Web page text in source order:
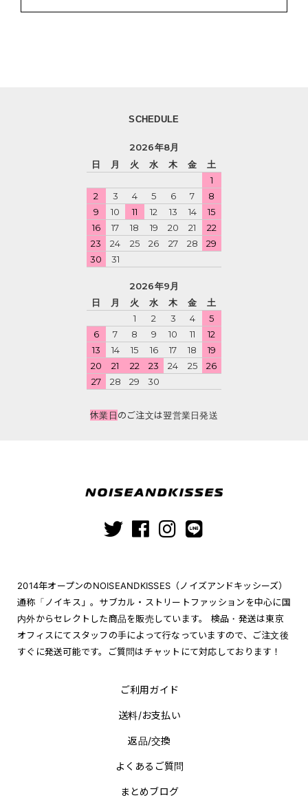
SCHEDULE
2026年8月
日
月 火 水 木 金
土
1
2
3 4 5 6 7
8
9
10 11 12 13 14
15
16
17 18 19 20 21
22
23
24 25 26 27 28
29
30
31
2026年9月
日
月 火 水 木 金
土
1
2 3 4
5
6
7 8 9 10 11
12
13
14 15 16 17 18
19
20
21 22 23 24 25
26
27
28 29 30
休業日のご注文は翌営業日発送
2014年オープンのNOISEANDKISSES（ノイズアンドキッシーズ）
通称「ノイキス」。サブカル・ストリートファッションを中心に国
内外からセレクトした商品を販売しています。 検品・発送は東京
オフィスにてスタッフの手によって行なっていますので、ご注文後
すぐに発送可能です。ご質問はチャットにて対応しております！
ご利用ガイド
送料/お支払い
返品/交換
よくあるご質問
まとめブログ